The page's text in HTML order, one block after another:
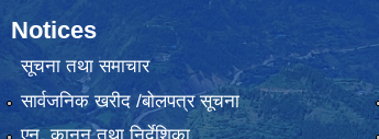
Notices
सूचना तथा समाचार
सार्वजनिक खरीद /बोलपत्र सूचना